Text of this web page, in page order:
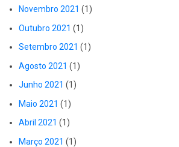
Novembro 2021 (1)
Outubro 2021 (1)
Setembro 2021 (1)
Agosto 2021 (1)
Junho 2021 (1)
Maio 2021 (1)
Abril 2021 (1)
Março 2021 (1)